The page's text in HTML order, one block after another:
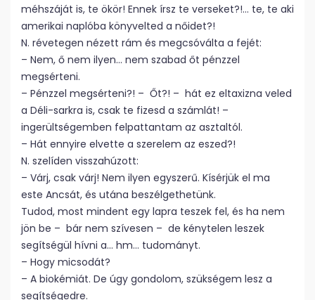
méhszáját is, te ökör! Ennek írsz te verseket?!… te, te aki
amerikai naplóba könyvelted a nőidet?!
N. révetegen nézett rám és megcsóválta a fejét:
– Nem, ő nem ilyen… nem szabad őt pénzzel
megsérteni.
– Pénzzel megsérteni?! – Őt?! – hát ez eltaxizna veled
a Déli-sarkra is, csak te fizesd a számlát! –
ingerültségemben felpattantam az asztaltól.
– Hát ennyire elvette a szerelem az eszed?!
N. szelíden visszahúzott:
– Várj, csak várj! Nem ilyen egyszerű. Kísérjük el ma
este Ancsát, és utána beszélgethetünk.
Tudod, most mindent egy lapra teszek fel, és ha nem
jön be – bár nem szívesen – de kénytelen leszek
segítségül hívni a… hm… tudományt.
– Hogy micsodát?
– A biokémiát. De úgy gondolom, szükségem lesz a
segítségedre.